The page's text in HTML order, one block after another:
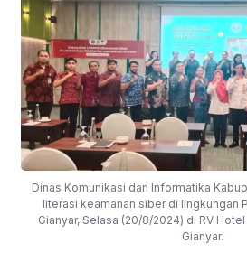
Dinas Komunikasi dan Informatika
literasi keamanan siber di lingkungan
Gianyar, Selasa (20/8/2024) di RV
Gianyar.